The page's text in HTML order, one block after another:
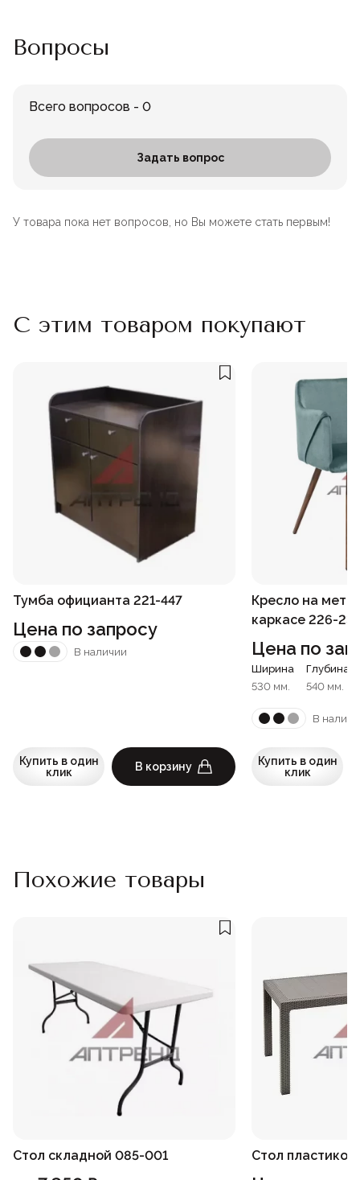
Вопросы
Всего вопросов - 0
Задать вопрос
У товара пока нет вопросов, но Вы можете стать первым!
С этим товаром покупают
Тумба официанта 221-447
Цена по запросу
В наличии
Купить в один
клик
В корзину
Кресло на
каркасе 226-
Цена по
Ширина
530 мм.
Глубина
540 мм.
В
Купить в один
клик
Похожие товары
Стол складной 085-001 Стол